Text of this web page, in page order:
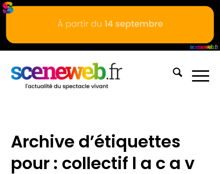
Archive d’étiquettes
pour : collectif l a c a v